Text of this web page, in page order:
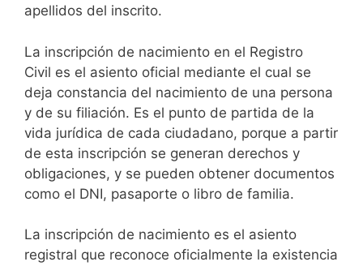
apellidos del inscrito.
La inscripción de nacimiento en el Registro
Civil es el asiento oficial mediante el cual se
deja constancia del nacimiento de una persona
y de su filiación. Es el punto de partida de la
vida jurídica de cada ciudadano, porque a partir
de esta inscripción se generan derechos y
obligaciones, y se pueden obtener documentos
como el DNI, pasaporte o libro de familia.
La inscripción de nacimiento es el asiento
registral que reconoce oficialmente la existencia